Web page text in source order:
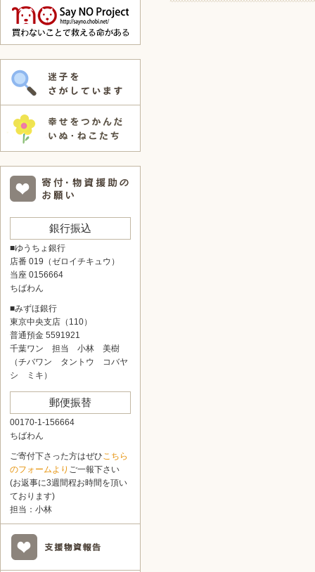
銀行振込
■ゆうちょ銀行
店番 019（ゼロイチキュウ）
当座 0156664
ちばわん
■みずほ銀行
東京中央支店（110）
普通預金 5591921
千葉ワン 担当 小林 美樹
（チバワン タントウ コバヤ
シ ミキ）
郵便振替
00170-1-156664
ちばわん
ご寄付下さった方はぜひこちら
のフォームより ご一報下さい
(お返事に3週間程お時間を頂い
ております)
担当：小林